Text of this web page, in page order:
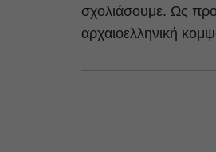
σχολιάσουμε. Ως
αρχαιοελληνική